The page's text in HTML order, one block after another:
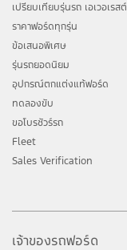
เปรียบเทียบรุ่นรถ เอเวอเรสต์
ราคาฟอร์ดทุกรุ่น
ข้อเสนอพิเศษ
รุ่นรถยอดนิยม
อุปกรณ์ตกแต่งแท้ฟอร์ด
ทดลองขับ
ขอโบรชัวร์รถ
Fleet
Sales Verification
เจ้าของรถฟอร์ด